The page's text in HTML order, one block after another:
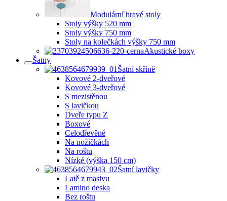
Modulární hravé stoly
Stoly výšky 520 mm
Stoly výšky 750 mm
Stoly na kolečkách výšky 750 mm
Akustické boxy
Šatny
Šatní skříně
Kovové 2-dveřové
Kovové 3-dveřové
S mezistěnou
S lavičkou
Dveře typu Z
Boxové
Celodřevěné
Na nožičkách
Na roštu
Nízké (výška 150 cm)
Šatní lavičky
Latě z masivu
Lamino deska
Bez roštu